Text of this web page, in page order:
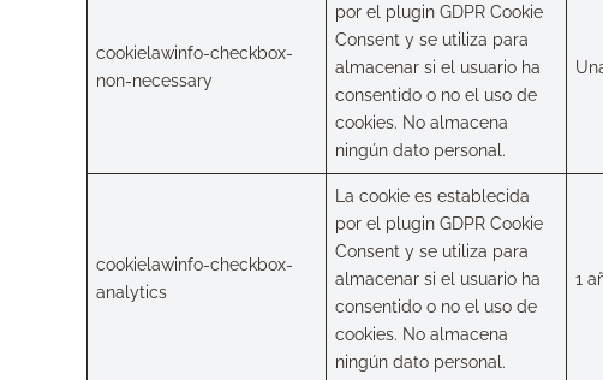
cookielawinfo-checkbox-
non-necessary
por el plugin GDPR Cookie
Consent y se utiliza para
almacenar si el usuario ha
consentido o no el uso de
cookies. No almacena
ningún dato personal.
cookielawinfo-checkbox-
analytics
La cookie es establecida
por el plugin GDPR Cookie
Consent y se utiliza para
almacenar si el usuario ha
consentido o no el uso de
cookies. No almacena
ningún dato personal.
1